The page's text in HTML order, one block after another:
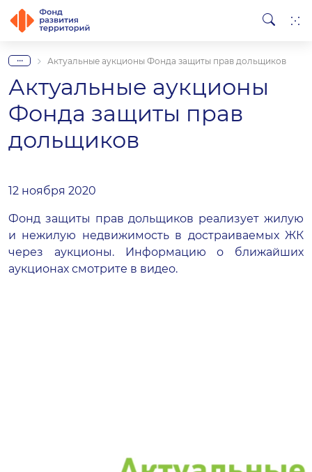
... Актуальные аукционы Фонда защиты прав дольщиков
Актуальные аукционы
Фонда защиты прав
дольщиков
12 ноября 2020
Фонд защиты прав дольщиков реализует жилую
и нежилую недвижимость в достраиваемых ЖК
через аукционы. Информацию о ближайших
аукционах смотрите в видео.